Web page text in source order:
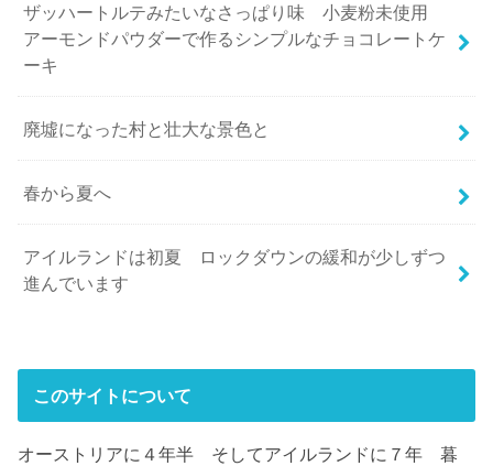
ザッハートルテみたいなさっぱり味 小麦粉未使用
アーモンドパウダーで作るシンプルなチョコレートケ
ーキ
廃墟になった村と壮大な景色と
春から夏へ
アイルランドは初夏 ロックダウンの緩和が少しずつ
進んでいます
このサイトについて
オーストリアに４年半 そしてアイルランドに７年 暮